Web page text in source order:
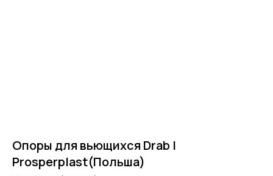
Опоры для вьющихся Drab |
Prosperplast(Польша)